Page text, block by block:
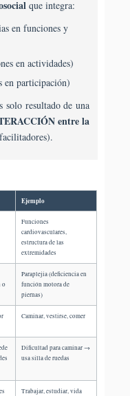
que integra:
en funciones y
en actividades)
en participación)
solo resultado de una
entre la
Ejemplo
Funciones
cardiovasculares,
estructura de las
extremidades
o
Paraplejia (deficiencia en
función motora de
piernas)
Caminar, vestirse, comer
Dificultad para caminar →
usa silla de ruedas
Trabajar, estudiar, vida